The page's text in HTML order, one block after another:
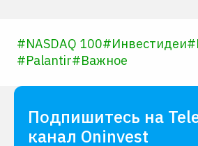
#NASDAQ 100#Инвестидеи#
#Palantir#Важное
Подпишитесь на
канал Oninvest